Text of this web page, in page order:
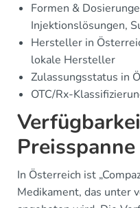
Formen &
Injektionslösungen,
Hersteller in
lokale Hersteller
Zulassungsstatus in
OTC/Rx-
Preisspanne
In Österreich ist
Medikament, das unter